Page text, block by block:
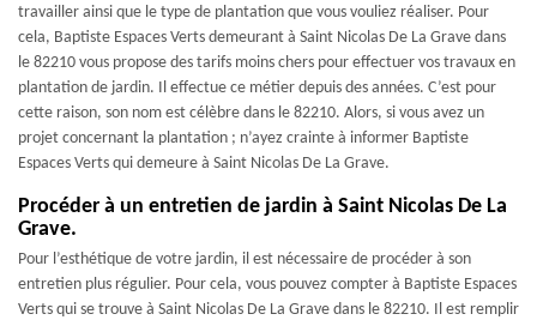
travailler ainsi que le type de plantation que vous vouliez réaliser. Pour
cela, Baptiste Espaces Verts demeurant à Saint Nicolas De La Grave dans
le 82210 vous propose des tarifs moins chers pour effectuer vos travaux en
plantation de jardin. Il effectue ce métier depuis des années. C’est pour
cette raison, son nom est célèbre dans le 82210. Alors, si vous avez un
projet concernant la plantation ; n’ayez crainte à informer Baptiste
Espaces Verts qui demeure à Saint Nicolas De La Grave.
Procéder à un entretien de jardin à Saint Nicolas De La
Grave.
Pour l’esthétique de votre jardin, il est nécessaire de procéder à son
entretien plus régulier. Pour cela, vous pouvez compter à Baptiste Espaces
Verts qui se trouve à Saint Nicolas De La Grave dans le 82210. Il est remplir